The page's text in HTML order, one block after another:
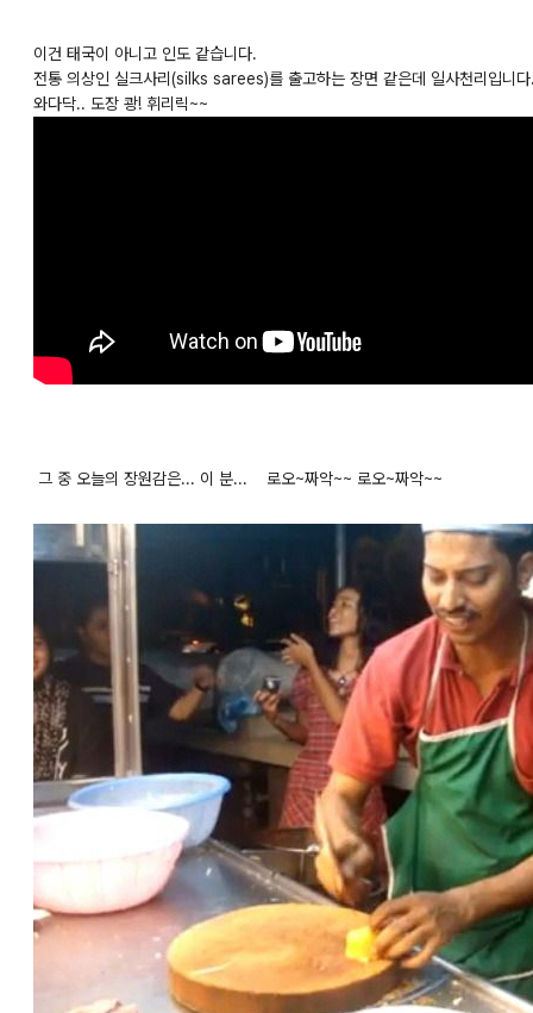
이건 태국이 아니고 인도 같습니다.
전통 의상인 실크사리(silks sarees)를 출고하는 장면 같은데 일사천리입니
와다닥.. 도장 쾅! 휘리릭~~
그 중 오늘의 장원감은... 이 분... 로오~짜악~~ 로오~짜악~~